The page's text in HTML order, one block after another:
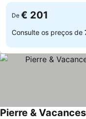
De € 201
Consulte os preços de